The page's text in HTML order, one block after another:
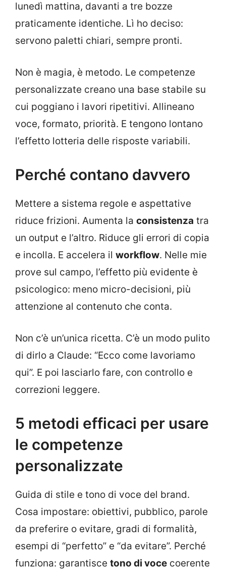
lunedì mattina, davanti a tre bozze
praticamente identiche. Lì ho deciso:
servono paletti chiari, sempre pronti.
Non è magia, è metodo. Le competenze
personalizzate creano una base stabile su
cui poggiano i lavori ripetitivi. Allineano
voce, formato, priorità. E tengono lontano
l’effetto lotteria delle risposte variabili.
Perché contano davvero
Mettere a sistema regole e aspettative
riduce frizioni. Aumenta la consistenza tra
un output e l’altro. Riduce gli errori di copia
e incolla. E accelera il workflow. Nelle mie
prove sul campo, l’effetto più evidente è
psicologico: meno micro-decisioni, più
attenzione al contenuto che conta.
Non c’è un’unica ricetta. C’è un modo pulito
di dirlo a Claude: “Ecco come lavoriamo
qui”. E poi lasciarlo fare, con controllo e
correzioni leggere.
5 metodi efficaci per usare
le competenze
personalizzate
Guida di stile e tono di voce del brand.
Cosa impostare: obiettivi, pubblico, parole
da preferire o evitare, gradi di formalità,
esempi di “perfetto” e “da evitare”. Perché
funziona: garantisce tono di voce coerente